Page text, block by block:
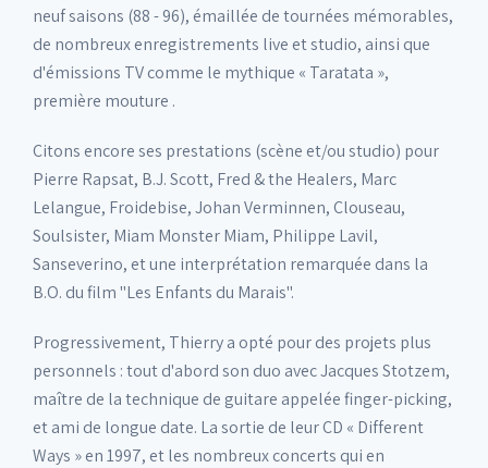
neuf saisons (88 - 96), émaillée de tournées mémorables,
de nombreux enregistrements live et studio, ainsi que
d'émissions TV comme le mythique « Taratata »,
première mouture .
Citons encore ses prestations (scène et/ou studio) pour
Pierre Rapsat, B.J. Scott, Fred & the Healers, Marc
Lelangue, Froidebise, Johan Verminnen, Clouseau,
Soulsister, Miam Monster Miam, Philippe Lavil,
Sanseverino, et une interprétation remarquée dans la
B.O. du film "Les Enfants du Marais".
Progressivement, Thierry a opté pour des projets plus
personnels : tout d'abord son duo avec Jacques Stotzem,
maître de la technique de guitare appelée finger-picking,
et ami de longue date. La sortie de leur CD « Different
Ways » en 1997, et les nombreux concerts qui en